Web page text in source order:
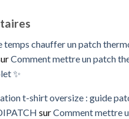
temps chauffer un patch
Comment mettre un patch
✨
t-shirt oversize : guide
surComment mettre